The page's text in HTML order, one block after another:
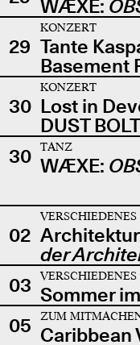
WÆXE:
29
KONZERT
Tante
Basement
30
KONZERT
Lost in
DUST
30
TANZ
WÆXE:
02
VERSCHIEDENES
der
03
VERSCHIEDENES
Sommer
05
ZUM
Caribbean